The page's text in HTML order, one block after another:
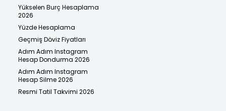
Yükselen Burç Hesaplama
2026
Yüzde Hesaplama
Geçmiş Döviz Fiyatları
Adım Adım Instagram
Hesap Dondurma 2026
Adım Adım Instagram
Hesap Silme 2026
Resmi Tatil Takvimi 2026